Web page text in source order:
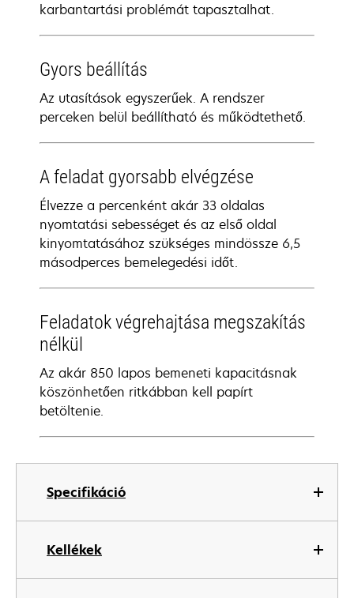
Specifikáció
Kellékek
karbantartási problémát tapasztalhat.
Gyors beállítás
Az utasítások egyszerűek. A rendszer
perceken belül beállítható és működtethető.
A feladat gyorsabb elvégzése
Élvezze a percenként akár 33 oldalas
nyomtatási sebességet és az első oldal
kinyomtatásához szükséges mindössze 6,5
másodperces bemelegedési időt.
Feladatok végrehajtása megszakítás
nélkül
Az akár 850 lapos bemeneti kapacitásnak
köszönhetően ritkábban kell papírt
betöltenie.